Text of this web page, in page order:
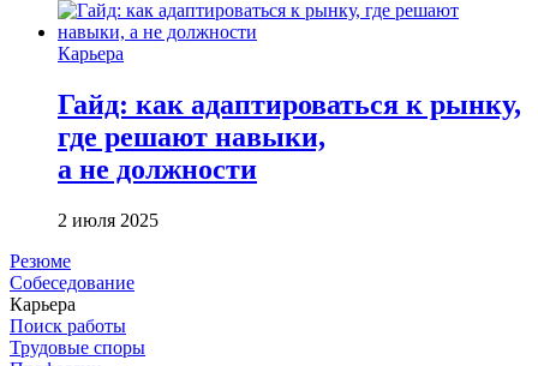
Карьера
Гайд: как адаптироваться к рынку,
где решают навыки,
а не должности
2 июля 2025
Резюме
Собеседование
Карьера
Поиск работы
Трудовые споры